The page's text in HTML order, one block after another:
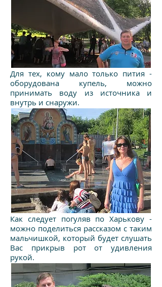
Для тех, кому мало только пития -
оборудована купель, можно
принимать воду из источника и
внутрь и снаружи.
Как следует погуляв по Харькову -
можно поделиться рассказом с таким
мальчишкой, который будет слушать
Вас прикрыв рот от удивления
рукой.